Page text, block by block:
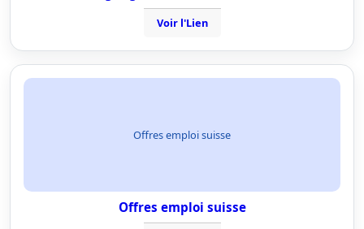
Voir l'Lien
Offres emploi suisse
Offres emploi suisse